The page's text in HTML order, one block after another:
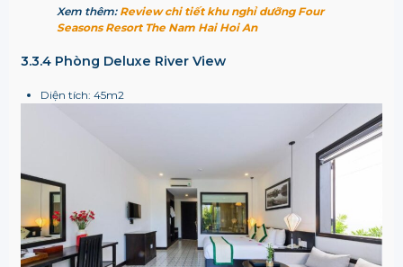
Xem thêm: Review chi tiết khu nghỉ dưỡng Four
Seasons Resort The Nam Hai Hoi An
3.3.4 Phòng Deluxe River View
Diện tích: 45m2